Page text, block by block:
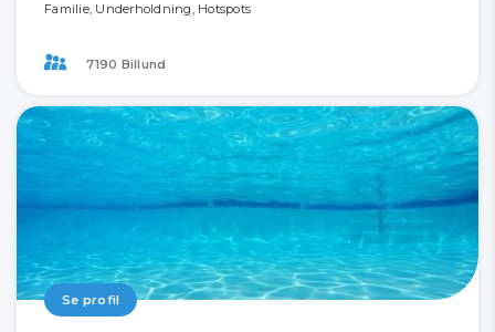
Familie, Underholdning, Hotspots
7190 Billund
Se profil